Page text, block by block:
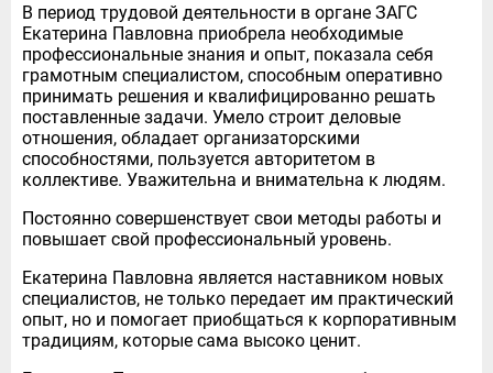
В период трудовой деятельности в органе ЗАГС
Екатерина Павловна приобрела необходимые
профессиональные знания и опыт, показала себя
грамотным специалистом, способным оперативно
принимать решения и квалифицированно решать
поставленные задачи. Умело строит деловые
отношения, обладает организаторскими
способностями, пользуется авторитетом в
коллективе. Уважительна и внимательна к людям.
Постоянно совершенствует свои методы работы и
повышает свой профессиональный уровень.
Екатерина Павловна является наставником новых
специалистов, не только передает им практический
опыт, но и помогает приобщаться к корпоративным
традициям, которые сама высоко ценит.